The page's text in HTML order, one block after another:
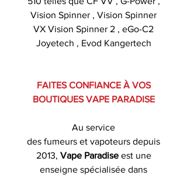
Vision Spinner , Vision Spinner
VX Vision Spinner 2 , eGo-C2
Joyetech , Evod Kangertech
FAITES CONFIANCE À VOS
BOUTIQUES VAPE PARADISE
Au service
des fumeurs et vapoteurs depuis
2013, Vape Paradiseest une
enseigne spécialisée dans